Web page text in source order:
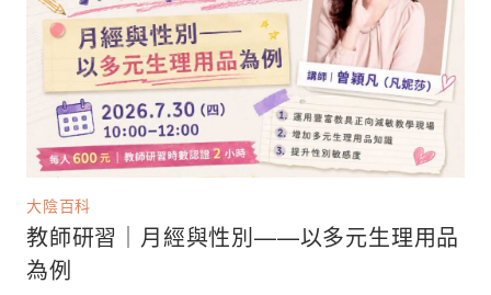
大陰百科
教師研習｜月經與性別——以多元生理用品
為例